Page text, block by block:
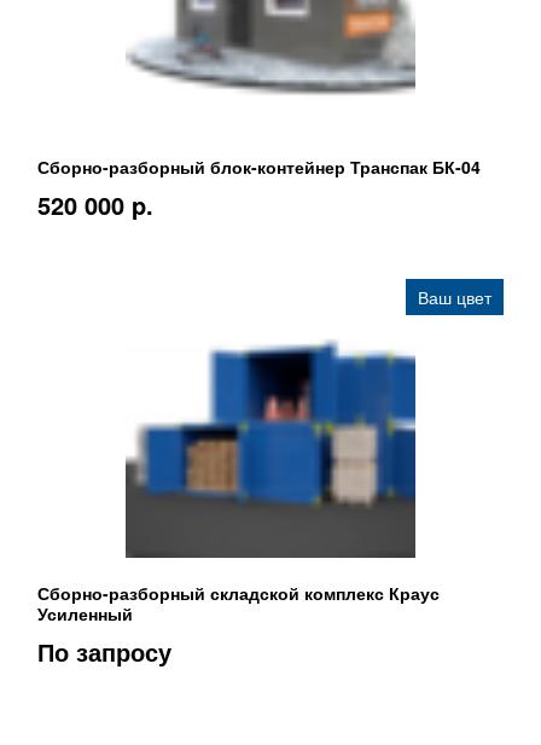
Сборно-разборный блок-контейнер Транспак БК-04
520 000 p.
Ваш цвет
Сборно-разборный складской комплекс Краус
Усиленный
По запросу